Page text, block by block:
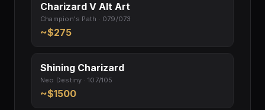
Charizard V Alt Art
Champion's Path · 079/073
~$275
Shining Charizard
Neo Destiny · 107/105
~$1500